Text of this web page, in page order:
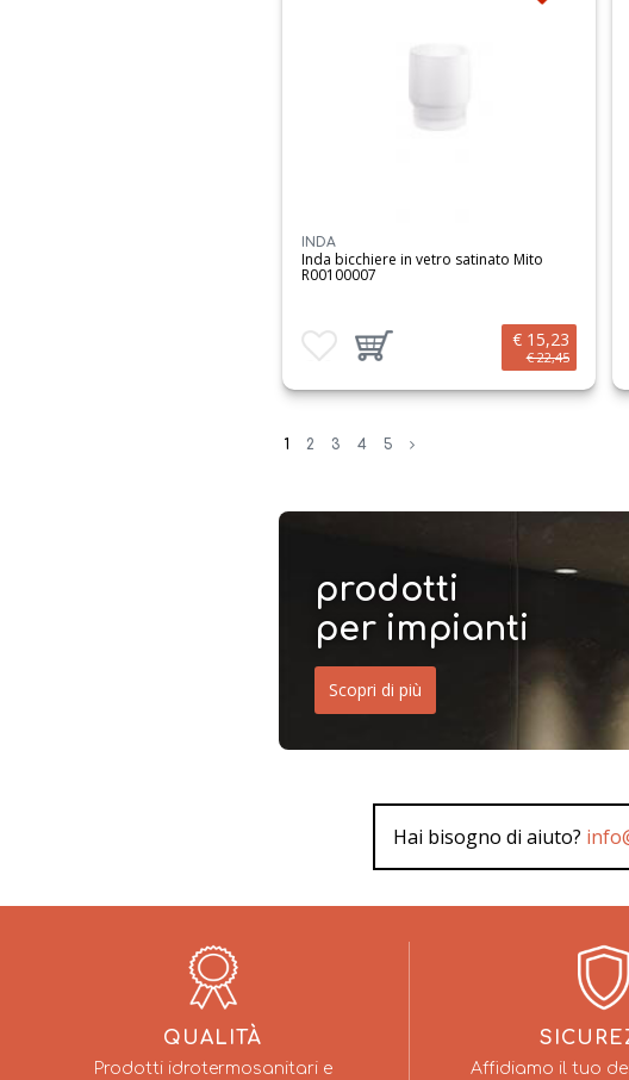
INDA
Inda bicchiere in vetro satinato Mito
R00100007
Aggiungi ai preferitiAggiungi prodotto al carrello € 15,23
€ 22,45
1 2 3 4 5
prodotti
per impianti
Scopri di più
Hai bisogno di aiuto?
QUALITÀ
Prodotti idrotermosanitari e
Affidiamo il tuo